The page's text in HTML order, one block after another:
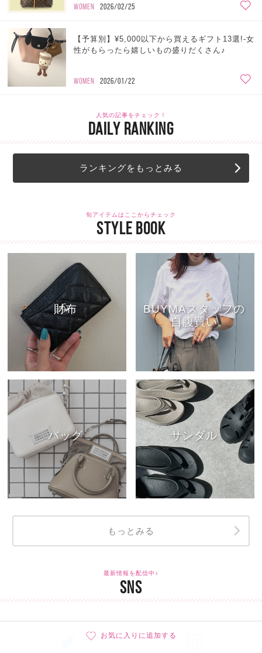
お気に入りに追加する
WOMEN 2026/02/25
【予算別】¥5,000以下から買えるギフト13選!-女
性がもらったら嬉しいもの盛りだくさん♪
WOMEN 2026/01/22
人気の記事をチェック！
DAILY RANKING
ランキングをもっとみる
旬アイテムはここからチェック
STYLE BOOK
財布
BUYMAスタッフの
自腹買い
バッグ サンダル
もっとみる
最新情報を配信中♪
SNS